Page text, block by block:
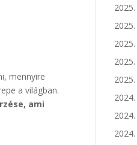
mennyire
a világban.
ami